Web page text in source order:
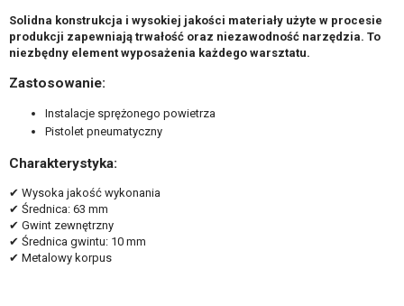
Solidna konstrukcja i wysokiej jakości materiały użyte w procesie
produkcji zapewniają trwałość oraz niezawodność narzędzia. To
niezbędny element wyposażenia każdego warsztatu.
Zastosowanie:
Instalacje sprężonego powietrza
Pistolet pneumatyczny
Charakterystyka:
✔ Wysoka jakość wykonania
✔ Średnica: 63 mm
✔ Gwint zewnętrzny
✔ Średnica gwintu: 10 mm
✔ Metalowy korpus